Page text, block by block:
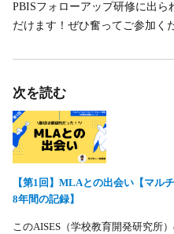
PBISフォローアップ研修に出
だけます！ぜひ奮ってご参加く
次を読む
【第1回】MLAとの出会い【マル
8年間の記録】
このAISES（学校教育開発研究所